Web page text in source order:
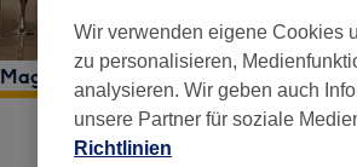
Magdeburg , 39114
Wir verwenden eigene Cookies
zu personalisieren,
analysieren. Wir geben auch
unsere Partner für soziale
Richtlinien